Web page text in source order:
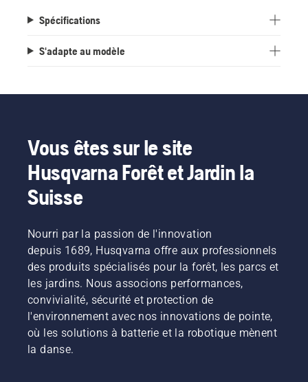
Spécifications
S'adapte au modèle
Vous êtes sur le site
Husqvarna Forêt et Jardin la
Suisse
Nourri par la passion de l'innovation
depuis 1689, Husqvarna offre aux professionnels
des produits spécialisés pour la forêt, les parcs et
les jardins. Nous associons performances,
convivialité, sécurité et protection de
l'environnement avec nos innovations de pointe,
où les solutions à batterie et la robotique mènent
la danse.